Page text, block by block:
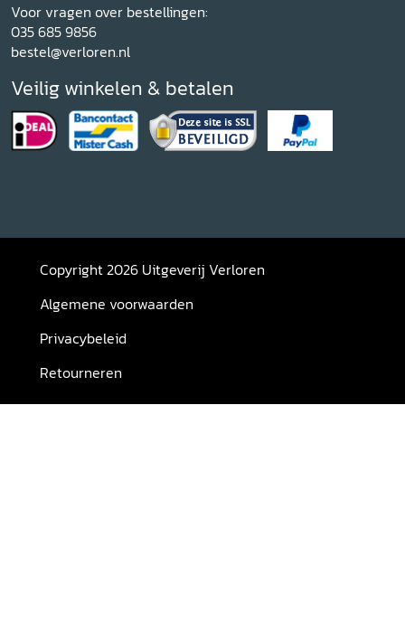
Voor vragen over bestellingen:
035 685 9856
bestel@verloren.nl
Veilig winkelen & betalen
Copyright 2026 Uitgeverij Verloren
Algemene voorwaarden
Privacybeleid
Retourneren